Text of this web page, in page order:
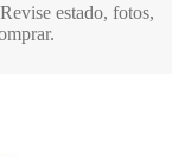
estado, fotos,